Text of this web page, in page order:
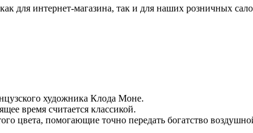
для интернет-магазина, так и для наших розничных
художника Клода Моне.
время считается классикой.
цвета, помогающие точно передать богатство